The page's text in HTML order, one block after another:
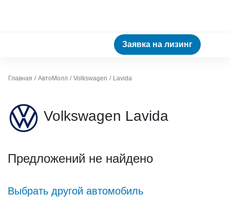
Заявка на лизинг
Главная АвтоМолл Volkswagen Lavida
Volkswagen Lavida
Предложений не найдено
Выбрать другой автомобиль